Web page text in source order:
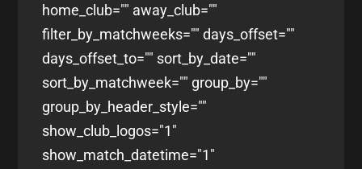
home_club="" away_club=""
filter_by_matchweeks="" days_offset=""
days_offset_to="" sort_by_date=""
sort_by_matchweek="" group_by=""
group_by_header_style=""
show_club_logos="1"
show_match_datetime="1"